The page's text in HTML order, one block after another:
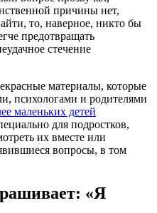
причины нет,
то, наверное, никто бы
предотвращать
стечение
материалы, которые
психологами и родителями
маленьких детей
для подростков,
их вместе или
вопросы, в том
«Я